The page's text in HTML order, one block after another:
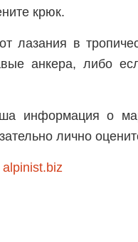
крюк.
лазания в
анкера, либо
информация о
лично
alpinist.biz